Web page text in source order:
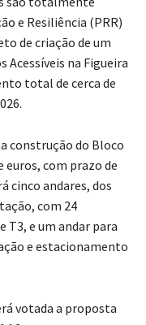
e Resiliência (PRR)
de criação de um
Acessíveis na Figueira
total de cerca de
construção do Bloco
euros, com prazo de
cinco andares, dos
com 24
e um andar para
e estacionamento
votada a proposta